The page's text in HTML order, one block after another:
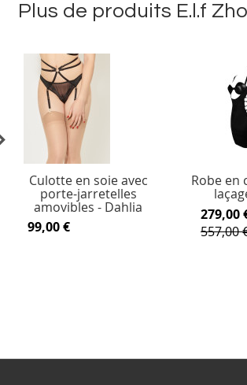
Plus de produits E.l.f
Culotte en soie avec
porte-jarretelles
amovibles - Dahlia
99,00 €
Robe en
279,00
557,00